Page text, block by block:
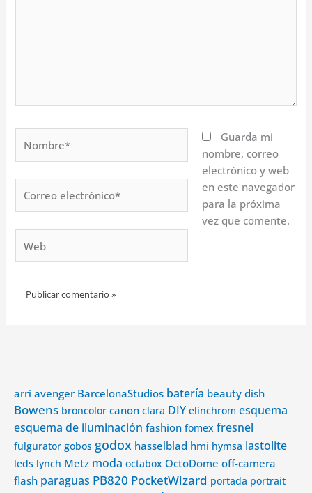
electrónico*
Guarda mi
nombre, correo
electrónico y web
en este navegador
para la próxima
vez que comente.
arri avenger BarcelonaStudios batería beauty dish
Bowens broncolor canon clara DIY elinchrom esquema
esquema de iluminación fashion fomex fresnel
fulgurator gobos godox hasselblad hmi hymsa lastolite
leds lynch Metz moda octabox OctoDome off-camera
flash paraguas PB820 PocketWizard portada portrait